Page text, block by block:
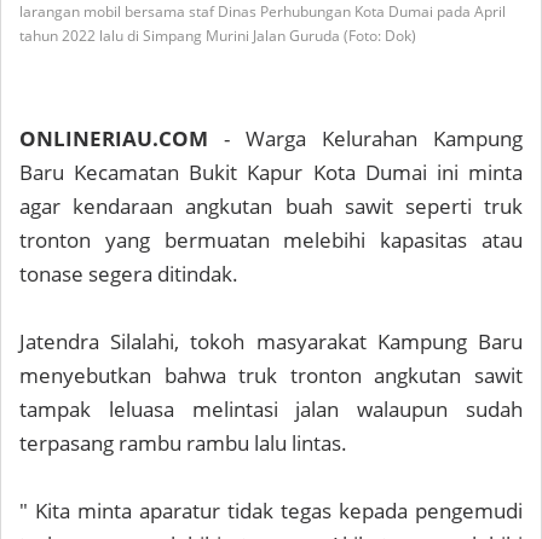
larangan mobil bersama staf Dinas Perhubungan Kota Dumai pada April
tahun 2022 lalu di Simpang Murini Jalan Guruda (Foto: Dok)
ONLINERIAU.COM - Warga Kelurahan Kampung
Baru Kecamatan Bukit Kapur Kota Dumai ini minta
agar kendaraan angkutan buah sawit seperti truk
tronton yang bermuatan melebihi kapasitas atau
tonase segera ditindak.
Jatendra Silalahi, tokoh masyarakat Kampung Baru
menyebutkan bahwa truk tronton angkutan sawit
tampak leluasa melintasi jalan walaupun sudah
terpasang rambu rambu lalu lintas.
" Kita minta aparatur tidak tegas kepada pengemudi